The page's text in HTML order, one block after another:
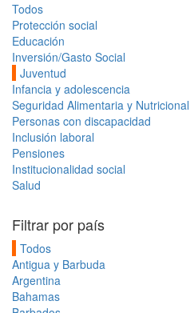
Todos
Protección social
Educación
Inversión/Gasto Social
Juventud
Infancia y adolescencia
Seguridad Alimentaria y Nutricional
Personas con discapacidad
Inclusión laboral
Pensiones
Institucionalidad social
Salud
Filtrar por país
Todos
Antigua y Barbuda
Argentina
Bahamas